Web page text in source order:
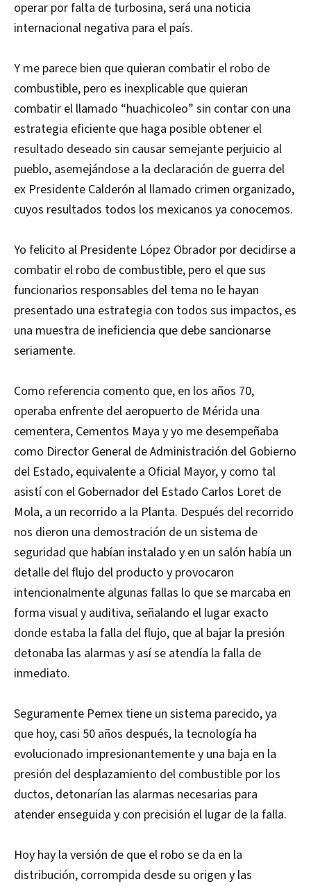
operar por falta de turbosina, será una noticia
internacional negativa para el país.
Y me parece bien que quieran combatir el robo de
combustible, pero es inexplicable que quieran
combatir el llamado “huachicoleo” sin contar con una
estrategia eficiente que haga posible obtener el
resultado deseado sin causar semejante perjuicio al
pueblo, asemejándose a la declaración de guerra del
ex Presidente Calderón al llamado crimen organizado,
cuyos resultados todos los mexicanos ya conocemos.
Yo felicito al Presidente López Obrador por decidirse a
combatir el robo de combustible, pero el que sus
funcionarios responsables del tema no le hayan
presentado una estrategia con todos sus impactos, es
una muestra de ineficiencia que debe sancionarse
seriamente.
Como referencia comento que, en los años 70,
operaba enfrente del aeropuerto de Mérida una
cementera, Cementos Maya y yo me desempeñaba
como Director General de Administración del Gobierno
del Estado, equivalente a Oficial Mayor, y como tal
asistí con el Gobernador del Estado Carlos Loret de
Mola, a un recorrido a la Planta. Después del recorrido
nos dieron una demostración de un sistema de
seguridad que habían instalado y en un salón había un
detalle del flujo del producto y provocaron
intencionalmente algunas fallas lo que se marcaba en
forma visual y auditiva, señalando el lugar exacto
donde estaba la falla del flujo, que al bajar la presión
detonaba las alarmas y así se atendía la falla de
inmediato.
Seguramente Pemex tiene un sistema parecido, ya
que hoy, casi 50 años después, la tecnología ha
evolucionado impresionantemente y una baja en la
presión del desplazamiento del combustible por los
ductos, detonarían las alarmas necesarias para
atender enseguida y con precisión el lugar de la falla.
Hoy hay la versión de que el robo se da en la
distribución, corrompida desde su origen y las